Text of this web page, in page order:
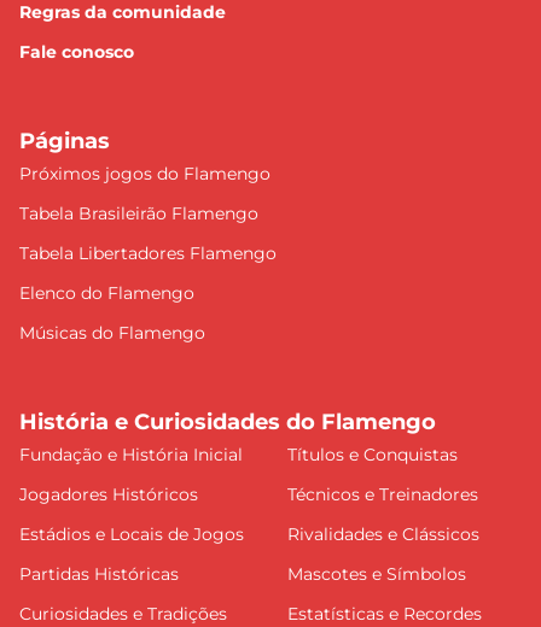
Regras da comunidade
Fale conosco
Páginas
Próximos jogos do Flamengo
Tabela Brasileirão Flamengo
Tabela Libertadores Flamengo
Elenco do Flamengo
Músicas do Flamengo
História e Curiosidades do Flamengo
Fundação e História Inicial
Títulos e Conquistas
Jogadores Históricos
Técnicos e Treinadores
Estádios e Locais de Jogos
Rivalidades e Clássicos
Partidas Históricas
Mascotes e Símbolos
Curiosidades e Tradições
Estatísticas e Recordes